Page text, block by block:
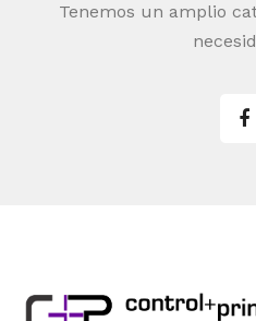
Tenemos un amplio